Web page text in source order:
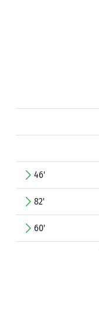
46'
82'
60'